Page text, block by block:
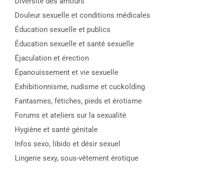
Douleur sexuelle et conditions médicales
Éducation sexuelle et publics
Éducation sexuelle et santé sexuelle
Éjaculation et érection
Épanouissement et vie sexuelle
Exhibitionnisme, nudisme et cuckolding
Fantasmes, fétiches, pieds et érotisme
Forums et ateliers sur la sexualité
Hygiène et santé génitale
Infos sexo, libido et désir sexuel
Lingerie sexy, sous-vêtement érotique